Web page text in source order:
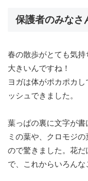
保護者のみなさ
春の散歩がとても気
大きいんですね！
ヨガは体がポカポカ
ッシュできました。
葉っぱの裏に文字が
ミの葉や、クロモジ
ので驚きました。花
で、これからいろんな